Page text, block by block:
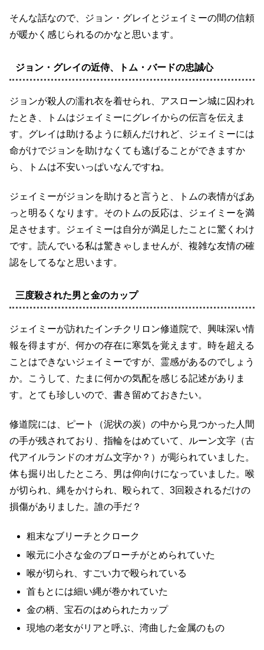
そんな話なので、ジョン・グレイとジェイミーの間の信頼
が暖かく感じられるのかなと思います。
ジョン・グレイの近侍、トム・バードの忠誠心
ジョンが殺人の濡れ衣を着せられ、アスローン城に囚われ
たとき、トムはジェイミーにグレイからの伝言を伝えま
す。グレイは助けるように頼んだけれど、ジェイミーには
命がけでジョンを助けなくても逃げることができますか
ら、トムは不安いっぱいなんですね。
ジェイミーがジョンを助けると言うと、トムの表情がぱあ
っと明るくなります。そのトムの反応は、ジェイミーを満
足させます。ジェイミーは自分が満足したことに驚くわけ
です。読んでいる私は驚きゃしませんが、複雑な友情の確
認をしてるなと思います。
三度殺された男と金のカップ
ジェイミーが訪れたインチクリロン修道院で、興味深い情
報を得ますが、何かの存在に寒気を覚えます。時を超える
ことはできないジェイミーですが、霊感があるのでしょう
か。こうして、たまに何かの気配を感じる記述がありま
す。とても珍しいので、書き留めておきたい。
修道院には、ピート（泥状の炭）の中から見つかった人間
の手が残されており、指輪をはめていて、ルーン文字（古
代アイルランドのオガム文字か？）が彫られていました。
体も掘り出したところ、男は仰向けになっていました。喉
が切られ、縄をかけられ、殴られて、3回殺されるだけの
損傷がありました。誰の手だ？
粗末なブリーチとクローク
喉元に小さな金のブローチがとめられていた
喉が切られ、すごい力で殴られている
首もとには細い縄が巻かれていた
金の柄、宝石のはめられたカップ
現地の老女がリアと呼ぶ、湾曲した金属のもの